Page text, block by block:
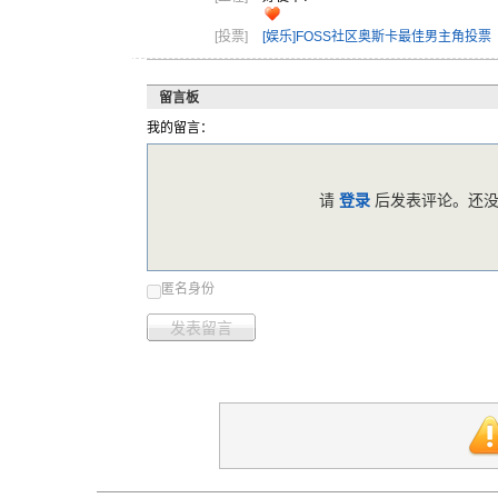
[投票] [娱乐]FOSS社区奥斯卡最佳男主角投票
留言板
我的留言：
匿名身份
发表留言
请登录 后发表评论。还